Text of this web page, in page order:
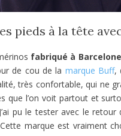
pieds à la tête
fabriqué à Barcelone
de cou de la marque Buff,
très confortable, qui ne
que l’on voit partout et
pu le tester avec le
marque est vraiment